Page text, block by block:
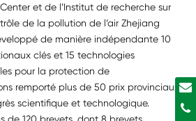
et de l’Institut de recherche sur
de la pollution de l’air Zhejiang
de manière indépendante 10
clés et 15 technologies
pour la protection de
remporté plus de 50 prix provinciaux
scientifique et technologique.
de 120 brevets, dont 8 brevets